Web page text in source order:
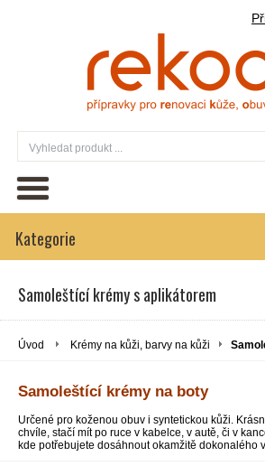
Kategorie
Samoleštící krémy s aplikátorem
Úvod Krémy na kůži, barvy na kůži
Samoleštící krémy na boty
Určené pro koženou obuv i syntetickou kůži.
chvíle, stačí mít po ruce v kabelce, v autě, či v
kde potřebujete dosáhnout okamžitě dokonalého